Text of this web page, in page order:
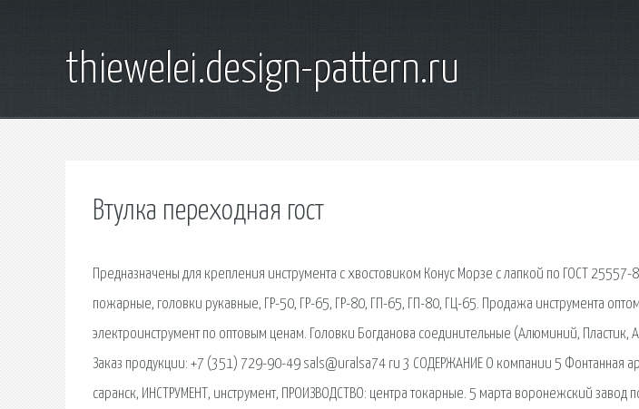
thiewelei.design-pattern.ru
Втулка переходная гост
Предназначены для крепления инструмента с хвостовиком Конус Морзе с лапкой по ГОСТ
пожарные, головки рукавные, ГР-50, ГР-65, ГР-80, ГП-65, ГП-80, ГЦ-65. Продажа инструмента
электроинструмент по оптовым ценам. Головки Богданова соединительные (Алюминий, Пластик,
Заказ продукции: +7 (351) 729-90-49 sals@uralsa74 ru 3 СОДЕРЖАНИЕ О компании 5 Фонтанная
саранск, ИНСТРУМЕНТ, инструмент, ПРОИЗВОДСТВО: центра токарные. 5 марта воронежский завод